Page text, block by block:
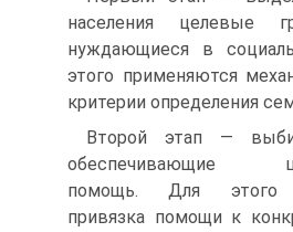
населения целевые
нуждающиеся в
этого применяются
критерии определения
Второй этап —
обеспечивающие
помощь. Для этого
привязка помощи к